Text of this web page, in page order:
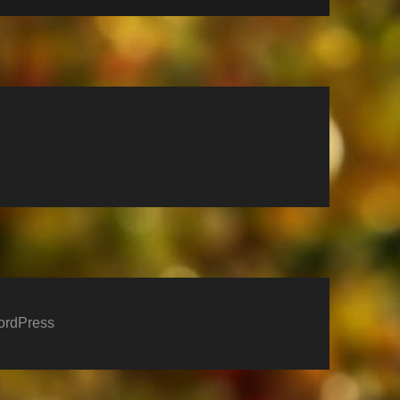
vor 4 Jahren
negra en diferentes
vor 4
A real nice
Place is clean